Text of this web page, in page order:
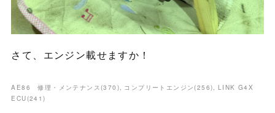
さて、エンジン載せますか！
AE86 修理・メンテナンス(370 ) コンプリートエンジン(256)
LINK G4X
ECU(241)